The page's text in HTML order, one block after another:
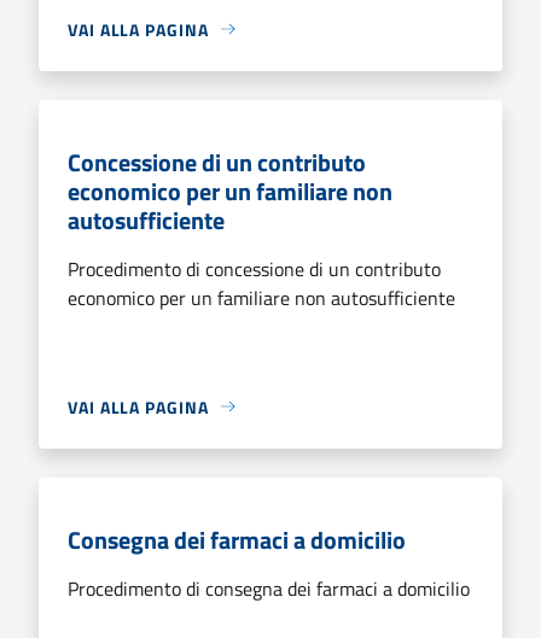
VAI ALLA PAGINA
Concessione di un contributo
economico per un familiare non
autosufficiente
Procedimento di concessione di un contributo
economico per un familiare non autosufficiente
VAI ALLA PAGINA
Consegna dei farmaci a domicilio
Procedimento di consegna dei farmaci a domicilio